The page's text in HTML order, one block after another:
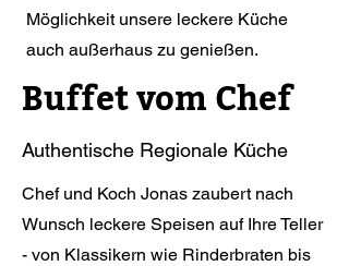
Möglichkeit unsere leckere Küche
auch außerhaus zu genießen.
Buffet vom Chef
Authentische Regionale Küche
Chef und Koch Jonas zaubert nach
Wunsch leckere Speisen auf Ihre Teller
- von Klassikern wie Rinderbraten bis